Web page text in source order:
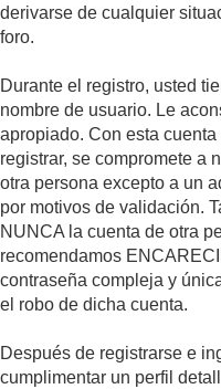
derivarse de cualquier
foro.
Durante el registro, usted
nombre de usuario. Le
apropiado. Con esta
registrar, se compromete a
otra persona excepto a un
por motivos de validación.
NUNCA la cuenta de otra
recomendamos
contraseña compleja y
el robo de dicha cuenta.
Después de registrarse e
cumplimentar un perfil